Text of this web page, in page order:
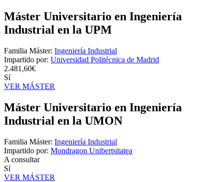
Máster Universitario en Ingeniería
Industrial en la UPM
Familia Máster: Ingeniería Industrial
Impartido por: Universidad Politécnica de Madrid
2.481,60€
Sí
VER MÁSTER
Máster Universitario en Ingeniería
Industrial en la UMON
Familia Máster: Ingeniería Industrial
Impartido por: Mondragon Unibertsitatea
A consultar
Sí
VER MÁSTER